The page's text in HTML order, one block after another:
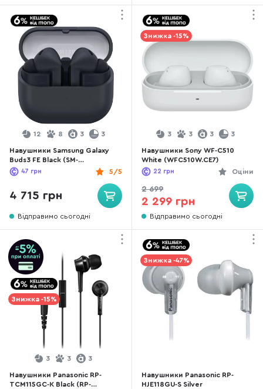
12 8 3 3
Навушники Samsung Galaxy
Buds3 FE Black (SM-
R420NZKASEK)
5/5
47 грн
4 715 грн
Відправимо сьогодні
Знижка -15%
3 3 3 3
Навушники Sony WF-C510
White (WFC510W.CE7)
Оціни
22 грн
2 699
2 299 грн
Відправимо сьогодні
Знижка -15%
3 3 3
Навушники Panasonic RP-
TCM115GC-K Black (RP-
Знижка -47%
Навушники Panasonic RP-
HJE118GU-S Silver